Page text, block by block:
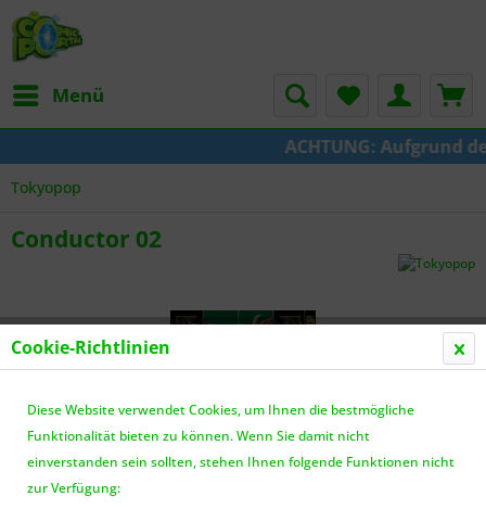
Menü
ACHTUNG: Aufgrund
Tokyopop
Conductor 02
Cookie-Richtlinien
Diese Website verwendet Cookies, um Ihnen die bestmögliche
Funktionalität bieten zu können. Wenn Sie damit nicht
einverstanden sein sollten, stehen Ihnen folgende Funktionen nicht
zur Verfügung: